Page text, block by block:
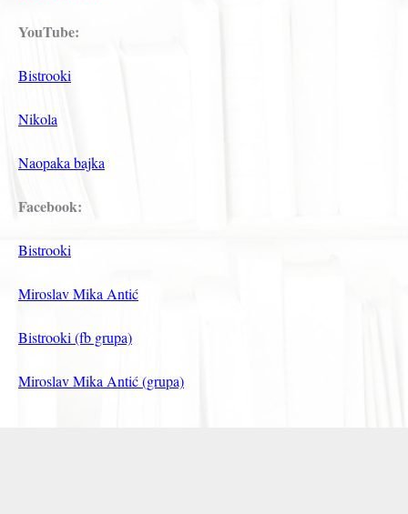
YouTube:
Bistrooki
Nikola
Naopaka bajka
Facebook:
Bistrooki
Miroslav Mika Antić
Bistrooki (fb grupa)
Miroslav Mika Antić (grupa)